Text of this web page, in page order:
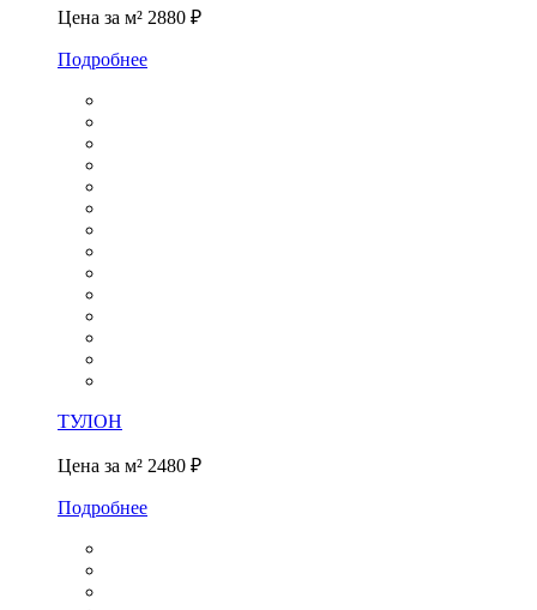
Цена за м² 2880 ₽
Подробнее
ТУЛОН
Цена за м² 2480 ₽
Подробнее